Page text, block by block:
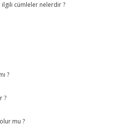
cümleler nelerdir ?
?
?
mu ?